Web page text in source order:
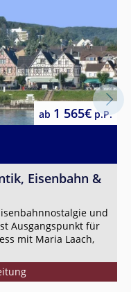
ab 1 565€ p.P.
Eisenbahn &
und
Ausgangspunkt für
mit Maria Laach,